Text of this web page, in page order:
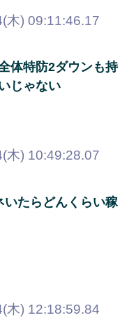
木) 09:11:46.17
体特防2ダウンも持
じゃない
木) 10:49:28.07
たらどんくらい稼
木) 12:18:59.84